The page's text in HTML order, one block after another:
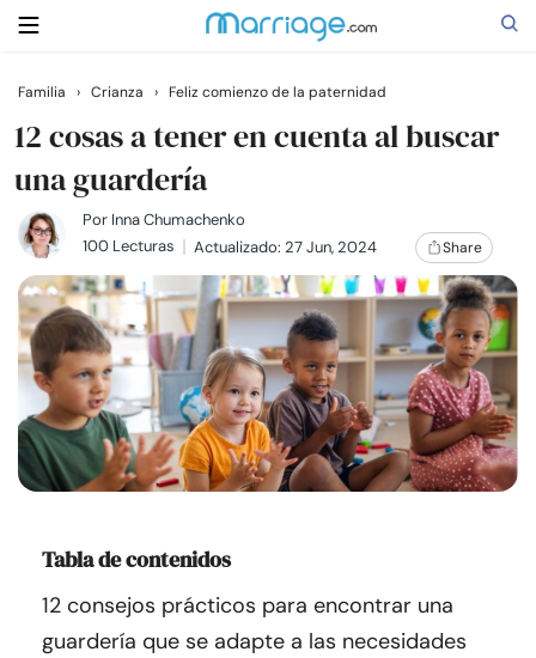
Buscar
Casarse
Relaciones
Familia
Ayuda
Cursos
Recursos
Comunidad
Familia › Crianza › Feliz comienzo de la paternidad
12 cosas a tener en cuenta al buscar
una guardería
Por Inna Chumachenko
100 Lecturas
Actualizado: 27 Jun, 2024 Share
Tabla de contenidos
12 consejos prácticos para encontrar una
guardería que se adapte a las necesidades